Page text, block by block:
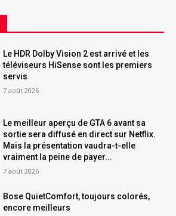
Le HDR Dolby Vision 2 est arrivé et les
téléviseurs HiSense sont les premiers
servis
7 août 2026
Le meilleur aperçu de GTA 6 avant sa
sortie sera diffusé en direct sur Netflix.
Mais la présentation vaudra-t-elle
vraiment la peine de payer...
7 août 2026
Bose QuietComfort, toujours colorés,
encore meilleurs